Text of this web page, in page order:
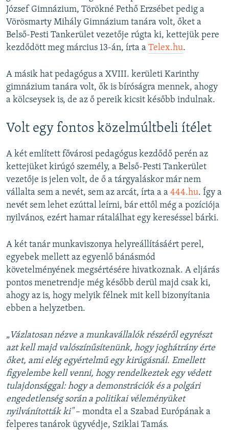
József Gimnázium, Törökné Pethő Erzsébet pedig a
Vörösmarty Mihály Gimnázium tanára volt, őket a
Belső-Pesti Tankerület vezetője rúgta ki, kettejük pere
kezdődött meg március 13-án, írta a Telex.hu.
A másik hat pedagógus a XVIII. kerületi Karinthy
gimnázium tanára volt, ők is bíróságra mennek, ahogy
a kölcseysek is, de az ő pereik kicsit később indulnak.
Volt egy fontos közelmúltbeli ítélet
A két említett fővárosi pedagógus kezdődő perén az
kettejüket kirúgó személy, a Belső-Pesti Tankerület
vezetője is jelen volt, de ő a tárgyaláskor már nem
vállalta sem a nevét, sem az arcát, írta a a 444.hu. Így a
nevét sem lehet ezúttal leírni, bár ettől még a pozíciója
nyilvános, ezért hamar rátalálhat egy kereséssel bárki.
A két tanár munkaviszonya helyreállításáért perel,
egyebek mellett az egyenlő bánásmód
követelményének megsértésére hivatkoznak. A eljárás
pontos menetrendje még később derül majd csak ki,
ahogy az is, hogy melyik félnek mit kell bizonyítania
ebben a helyzetben.
„Vázlatosan nézve a munkavállalók részéről egyrészt
azt kell majd valószínűsítenünk, hogy joghátrány érte
őket, ami elég egyértelmű egy kirúgásnál. Emellett
figyelembe kell venni, hogy rendelkeztek egy védett
tulajdonsággal: hogy a demonstrációk és a polgári
engedetlenség során a politikai véleményüket
nyilvánították ki"– mondta el a Szabad Európának a
felperes tanárok ügyvédje, Sziklai Tamás.